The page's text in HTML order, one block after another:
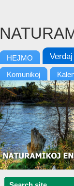
HEJMO
Komunikoj